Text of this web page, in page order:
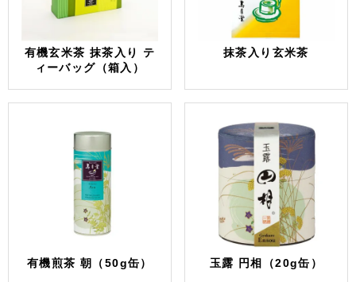
有機玄米茶 抹茶入り テ
ィーバッグ（箱入）
抹茶入り玄米茶
有機煎茶 朝（50g缶） 玉露 円相（20g缶）